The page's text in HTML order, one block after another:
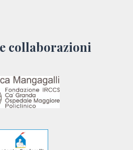
collaborazioni